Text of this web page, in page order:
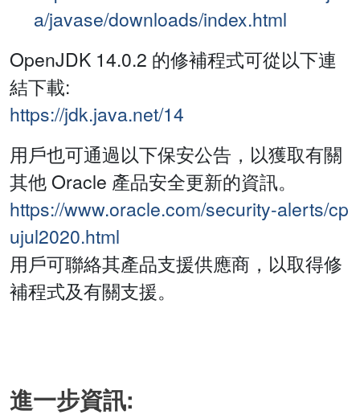
a/javase/downloads/index.html
OpenJDK 14.0.2 的修補程式可從以下連
結下載:
https://jdk.java.net/14
用戶也可通過以下保安公告，以獲取有關
其他 Oracle 產品安全更新的資訊。
https://www.oracle.com/security-alerts/cp
ujul2020.html
用戶可聯絡其產品支援供應商，以取得修
補程式及有關支援。
進一步資訊: